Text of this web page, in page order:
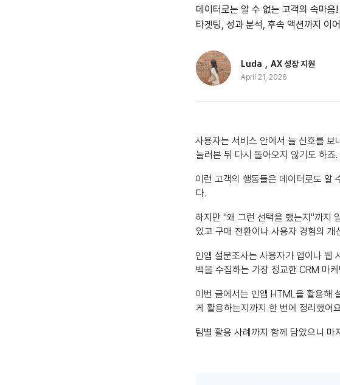
데이터로는 알 수 없는 고객의 속마
타겟팅, 성과 분석, 후속 액션까지 이
Luda AX 성장 지원
April 21, 2026
사용자는 서비스 안에서 늘 신호를 보
눌러본 뒤 다시 돌아오지 않기도 하죠.
이런 고객의 행동들은 데이터로도 알
다.
하지만 "왜 그런 선택을 했는지"까지
있고 구매 전환이나 사용자 경험의 개
인앱 설문조사는 사용자가 앱이나 웹
백을 수집하는 가장 정교한 CRM 마
이번 글에서는 인앱 HTML을 활용해
게 활용하는지까지 한 번에 정리했어
팀별 활용 사례까지 함께 담았으니 마